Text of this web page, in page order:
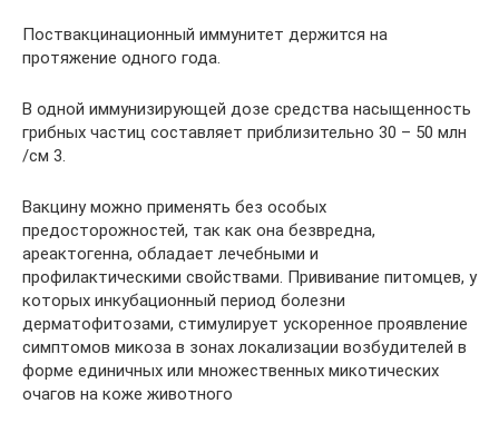
Поствакцинационный иммунитет держится на
протяжение одного года.
В одной иммунизирующей дозе средства насыщенность
грибных частиц составляет приблизительно 30 – 50 млн
/см 3.
Вакцину можно применять без особых
предосторожностей, так как она безвредна,
ареактогенна, обладает лечебными и
профилактическими свойствами. Прививание питомцев, у
которых инкубационный период болезни
дерматофитозами, стимулирует ускоренное проявление
симптомов микоза в зонах локализации возбудителей в
форме единичных или множественных микотических
очагов на коже животного